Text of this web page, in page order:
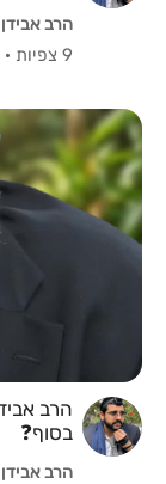
הרב
9 צפיות
·
הרב
בסוף❓️
הרב